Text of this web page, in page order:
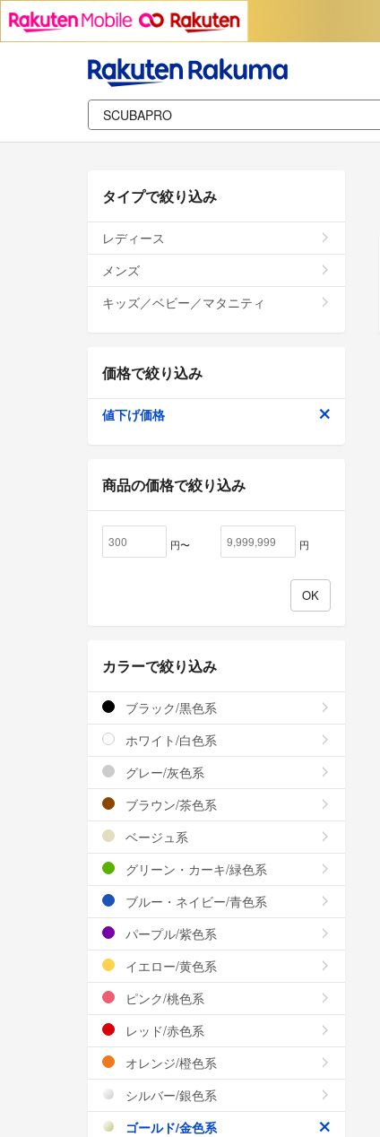
タイプで絞り込み
レディース
メンズ
キッズ／ベビー／マタニティ
価格で絞り込み
値下げ価格
商品の価格で絞り込み
円〜 円
カラーで絞り込み
ブラック/黒色系
ホワイト/白色系
グレー/灰色系
ブラウン/茶色系
ベージュ系
グリーン・カーキ/緑色系
ブルー・ネイビー/青色系
パープル/紫色系
イエロー/黄色系
ピンク/桃色系
レッド/赤色系
オレンジ/橙色系
シルバー/銀色系
ゴールド/金色系